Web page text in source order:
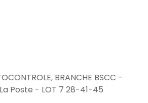
BRANCHE BSCC -
Poste - LOT 7 28-41-45